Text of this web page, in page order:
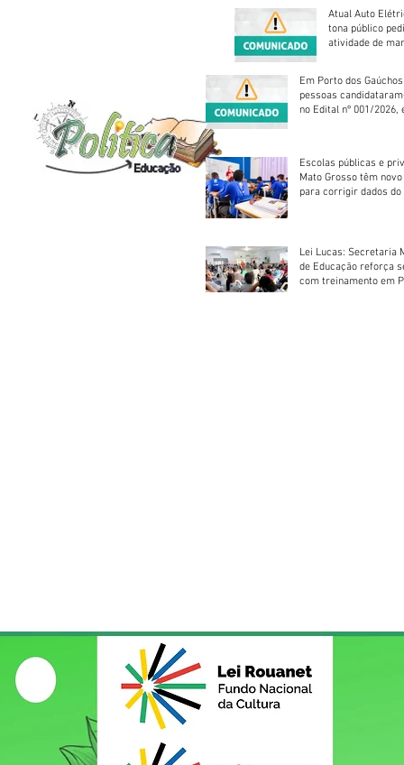
Atual Auto
tona público
atividade de
Em Porto dos
pessoas
no Edital nº 001/2026,
Escolas públicas e
Mato Grosso têm
para corrigir dados do
Lei Lucas: Secretaria
de Educação reforça
com treinamento em